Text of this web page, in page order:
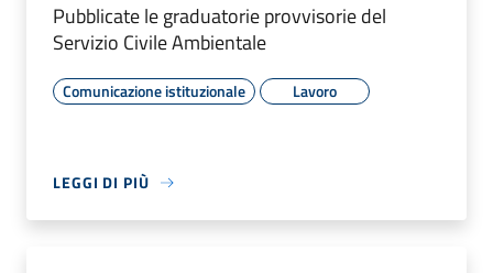
Pubblicate le graduatorie provvisorie del
Servizio Civile Ambientale
Comunicazione istituzionale Lavoro
LEGGI DI PIÙ